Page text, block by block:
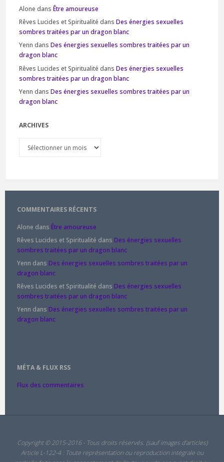
Alone dans Être amoureuse
Rêves Lucides et Spiritualité dans Des énergies sexuelles
sombres traitées par un dragon blanc
Yenn dans Des énergies sexuelles sombres traitées par un
dragon blanc
Rêves Lucides et Spiritualité dans Des énergies sexuelles
sombres traitées par un dragon blanc
Yenn dans Des énergies sexuelles sombres traitées par un
dragon blanc
ARCHIVES
COMMENTAIRES RÉCENTS
Alone dans Être amoureuse
Rêves Lucides et Spiritualité dans Des énergies sexuelles
sombres traitées par un dragon blanc
Yenn dans Des énergies sexuelles sombres traitées par un
dragon blanc
Rêves Lucides et Spiritualité dans Des énergies sexuelles
sombres traitées par un dragon blanc
Yenn dans Des énergies sexuelles sombres traitées par un
dragon blanc
MÉTA & FLUX RSS
Flux des commentaires
Copyright © 2015-2016 - Tous droits réservés. (sauf images d'articles)
Article L-122-4 : Toute représentation ou reproduction intégrale ou